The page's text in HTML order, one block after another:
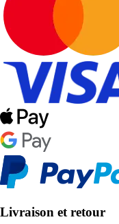
Livraison et retour